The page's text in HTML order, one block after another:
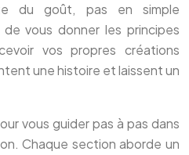
du goût, pas en simple
vous donner les principes
vos propres créations
une histoire et laissent un
vous guider pas à pas dans
Chaque section aborde un